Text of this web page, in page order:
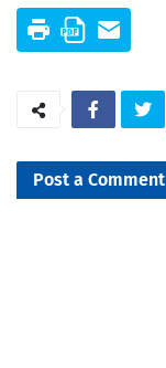
Post a Comment